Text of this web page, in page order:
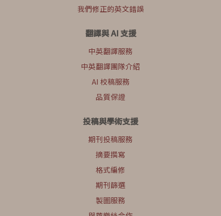
我們修正的英文錯誤
翻譯與 AI 支援
中英翻譯服務
中英翻譯團隊介紹
AI 校稿服務
品質保證
投稿與學術支援
期刊投稿服務
摘要撰寫
格式編修
期刊篩選
製圖服務